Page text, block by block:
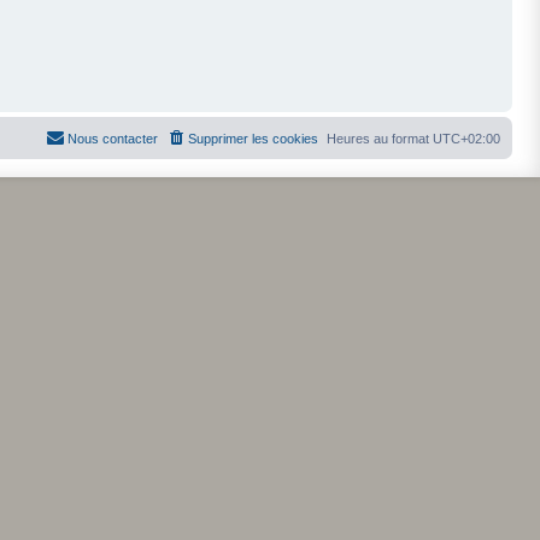
Heures au format UTC+02:00
Supprimer les cookies
Nous contacter